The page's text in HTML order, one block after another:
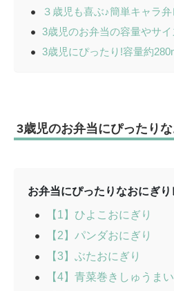
３歳児も喜ぶ♪簡単キャラ
3歳児のお弁当の容量やサイ
3歳児にぴったり!容量約
3歳児のお弁当にぴったり
お弁当にぴったりなおにぎり
【1】ひよこおにぎり
【2】パンダおにぎり
【3】ぶたおにぎり
【4】青菜巻きしゅうま